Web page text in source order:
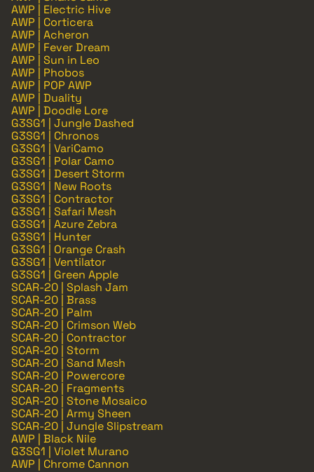
AWP | Electric Hive
AWP | Corticera
AWP | Acheron
AWP | Fever Dream
AWP | Sun in Leo
AWP | Phobos
AWP | POP AWP
AWP | Duality
AWP | Doodle Lore
G3SG1 | Jungle Dashed
G3SG1 | Chronos
G3SG1 | VariCamo
G3SG1 | Polar Camo
G3SG1 | Desert Storm
G3SG1 | New Roots
G3SG1 | Contractor
G3SG1 | Safari Mesh
G3SG1 | Azure Zebra
G3SG1 | Hunter
G3SG1 | Orange Crash
G3SG1 | Ventilator
G3SG1 | Green Apple
SCAR-20 | Splash Jam
SCAR-20 | Brass
SCAR-20 | Palm
SCAR-20 | Crimson Web
SCAR-20 | Contractor
SCAR-20 | Storm
SCAR-20 | Sand Mesh
SCAR-20 | Powercore
SCAR-20 | Fragments
SCAR-20 | Stone Mosaico
SCAR-20 | Army Sheen
SCAR-20 | Jungle Slipstream
AWP | Black Nile
G3SG1 | Violet Murano
AWP | Chrome Cannon